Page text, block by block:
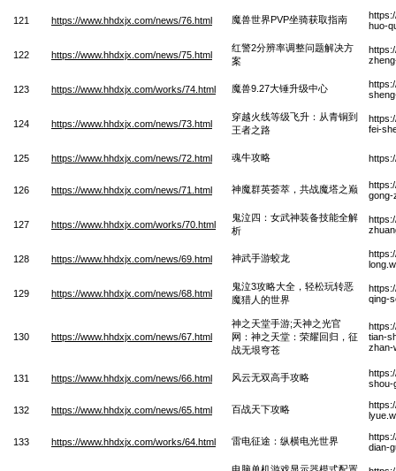
121 https://www.hhdxjx.com/news/76.html 魔兽世界PVP坐骑获取指南
huo-
122 https://www.hhdxjx.com/news/75.html
红警2分辨率调整问题解决方
案
123 https://www.hhdxjx.com/works/74.html 魔兽9.27大锤升级中心
124 https://www.hhdxjx.com/news/73.html
穿越火线等级飞升：从青铜到
王者之路
fei-
125 https://www.hhdxjx.com/news/72.html 魂牛攻略
126 https://www.hhdxjx.com/news/71.html 神魔群英荟萃，共战魔塔之巅
gong-
127 https://www.hhdxjx.com/works/70.html
鬼泣四：女武神装备技能全解
析
128 https://www.hhdxjx.com/news/69.html 神武手游蛟龙
129 https://www.hhdxjx.com/news/68.html
鬼泣3攻略大全，轻松玩转恶
魔猎人的世界
qing-
130 https://www.hhdxjx.com/news/67.html
神之天堂手游;天神之光官
网：神之天堂：荣耀回归，征
战无垠穹苍
tian-
zhan-
131 https://www.hhdxjx.com/news/66.html 风云无双高手攻略
shou-
132 https://www.hhdxjx.com/news/65.html 百战天下攻略
133 https://www.hhdxjx.com/works/64.html 雷电征途：纵横电光世界
dian-